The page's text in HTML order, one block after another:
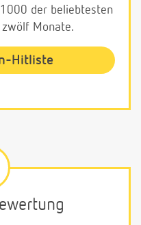
der beliebtesten
Monate.
Hitliste